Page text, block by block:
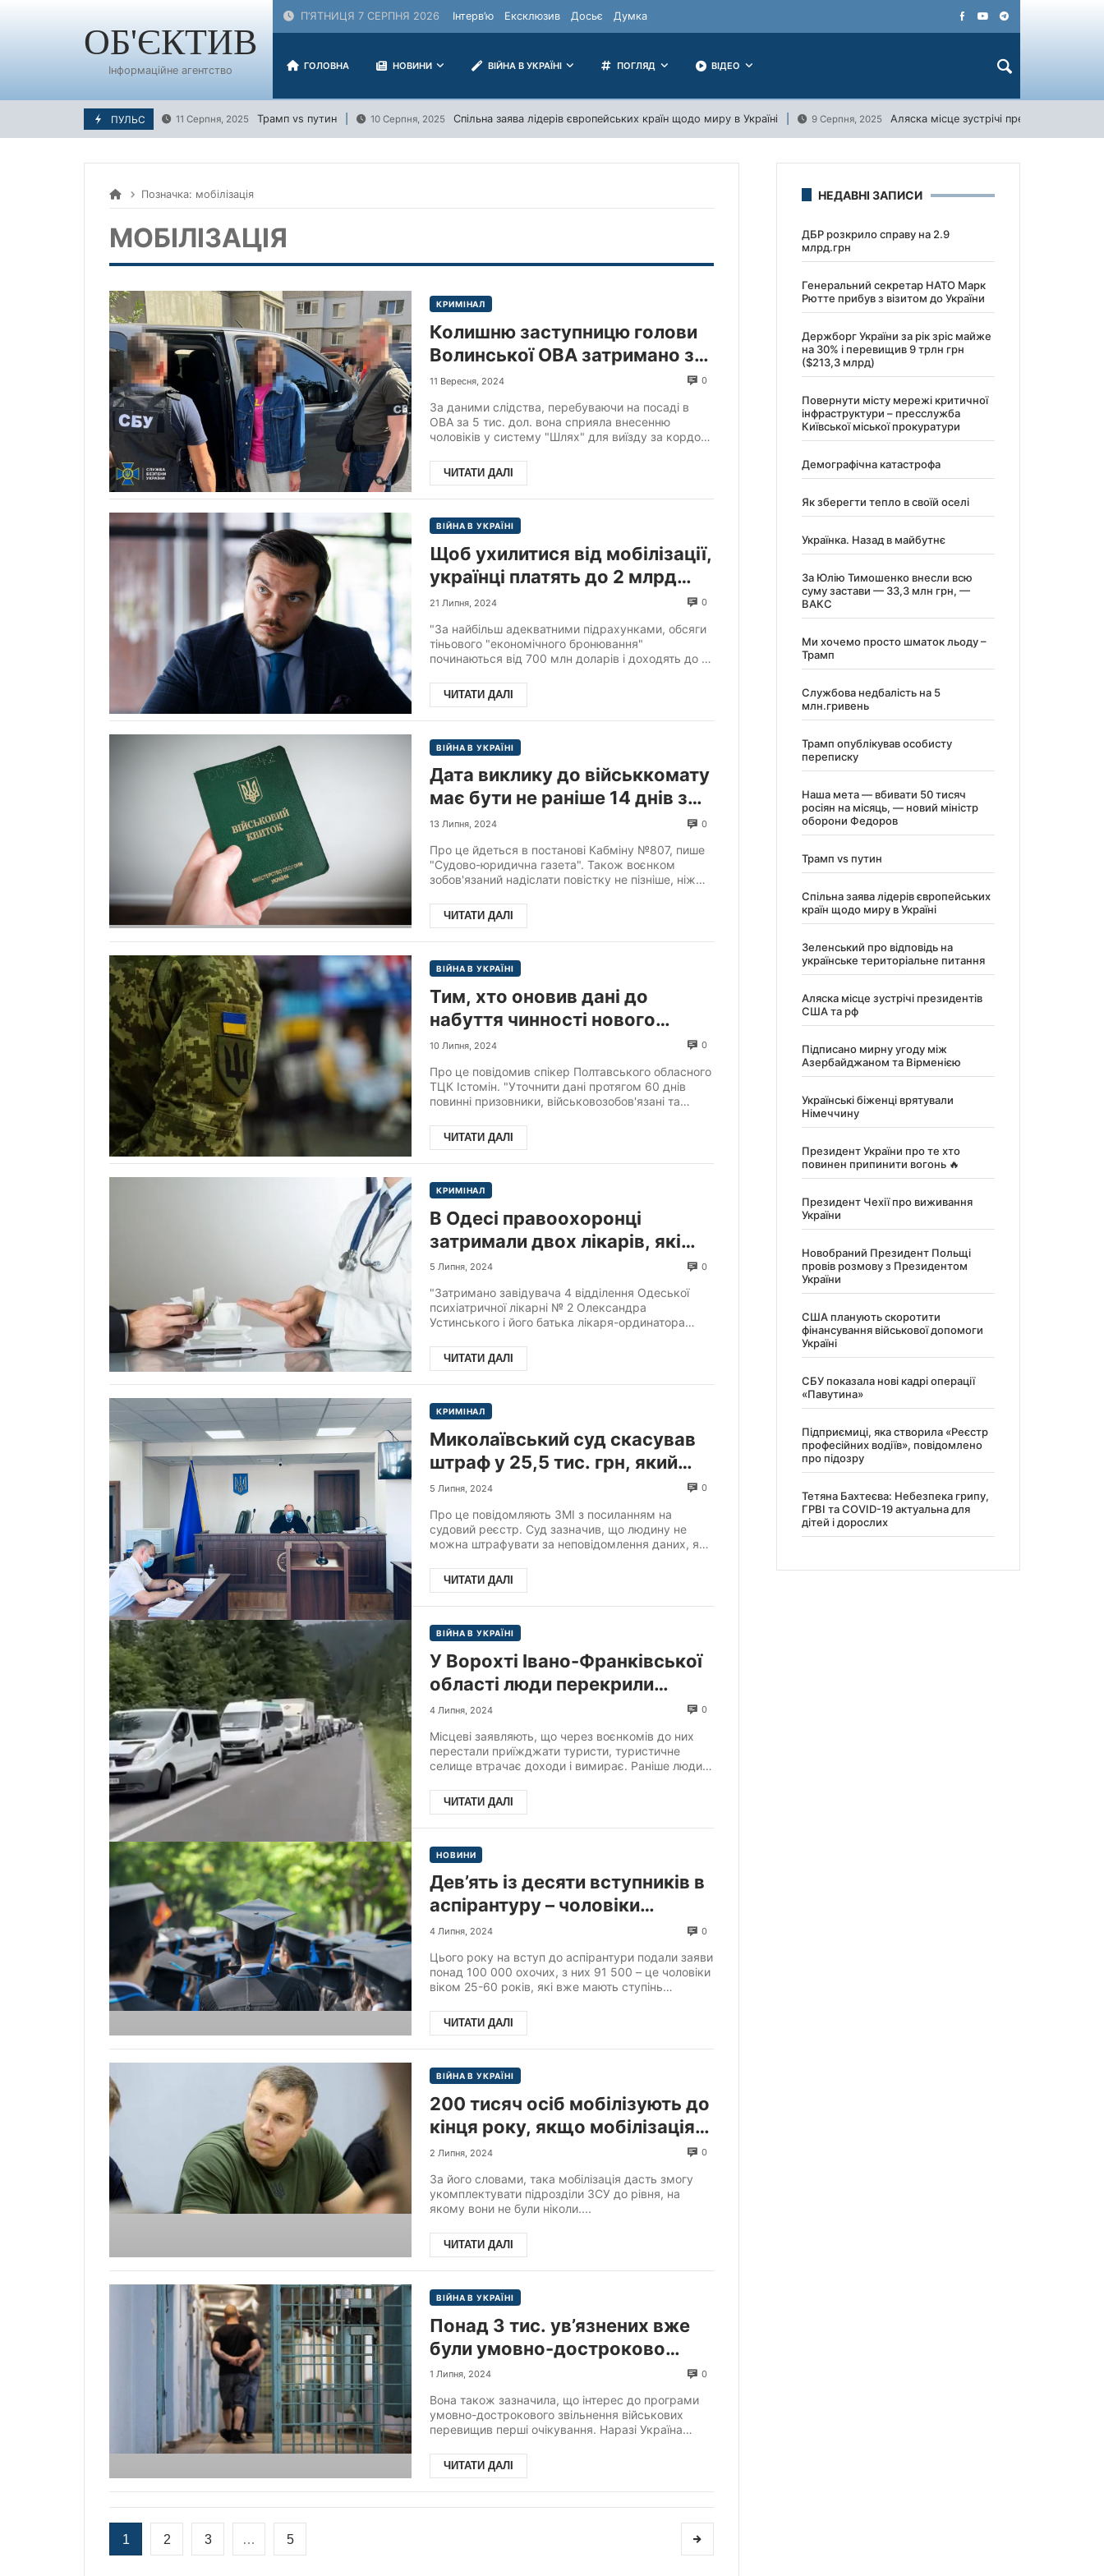
ОБ'ЄКТИВ
Інформаційне агентство
П’ЯТНИЦЯ 7 СЕРПНЯ 2026 Інтерв’ю Ексклюзив Досьє Думка
ГОЛОВНА НОВИНИ ВІЙНА В УКРАЇНІ ПОГЛЯД ВІДЕО
ПУЛЬС 11 Серпня, 2025 Трамп vs путин 10 Серпня, 2025 Спільна заява лідерів європейських країн щодо миру в Україні 9 Серпня, 2025 Аляска місце зустрічі президентів США
Позначка: мобілізація
МОБІЛІЗАЦІЯ
КРИМІНАЛ
Колишню заступницю голови
Волинської ОВА затримано за
підозрою в отриманні хабарів
за ухилення від мобілізації,
повідомляє СБУ.
11 Вересня, 2024 0
За даними слідства, перебуваючи на посаді в
ОВА за 5 тис. дол. вона сприяла внесенню
чоловіків у систему "Шлях" для виїзду за кордон
ЧИТАТИ ДАЛІ
ВІЙНА В УКРАЇНІ
Щоб ухилитися від мобілізації,
українці платять до 2 млрд
доларів хабарів на рік, –
повідомив в ефірі
телемарафону нардеп Дмитро
Наталуха.
21 Липня, 2024 0
"За найбільш адекватними підрахунками, обсяги
тіньового "економічного бронювання"
починаються від 700 млн доларів і доходять до 2
ЧИТАТИ ДАЛІ
ВІЙНА В УКРАЇНІ
Дата виклику до військкомату
має бути не раніше 14 днів з
моменту надсилання повістки
поштою.
13 Липня, 2024 0
Про це йдеться в постанові Кабміну №807, пише
"Судово-юридична газета". Також воєнком
зобов'язаний надіслати повістку не пізніше, ніж
ЧИТАТИ ДАЛІ
ВІЙНА В УКРАЇНІ
Тим, хто оновив дані до
набуття чинності нового
закону про мобілізацію, але не
зробив цього після 18 травня,
загрожує штраф.
10 Липня, 2024 0
Про це повідомив спікер Полтавського обласного
ТЦК Істомін. "Уточнити дані протягом 60 днів
повинні призовники, військовозобов'язані та
ЧИТАТИ ДАЛІ
КРИМІНАЛ
В Одесі правоохоронці
затримали двох лікарів, які
організували схему з
госпіталізації ухильників із
подальшим списанням їх із
військового обліку.
5 Липня, 2024 0
"Затримано завідувача 4 відділення Одеської
психіатричної лікарні № 2 Олександра
Устинського і його батька лікаря-ординатора
ЧИТАТИ ДАЛІ
КРИМІНАЛ
Миколаївський суд скасував
штраф у 25,5 тис. грн, який
ТЦК виписав чоловікові за не
оновлення облікових даних
про дружину, дітей та зміну
місця роботи.
5 Липня, 2024 0
Про це повідомляють ЗМІ з посиланням на
судовий реєстр. Суд зазначив, що людину не
можна штрафувати за неповідомлення даних, які
ЧИТАТИ ДАЛІ
ВІЙНА В УКРАЇНІ
У Ворохті Івано-Франківської
області люди перекрили
дорогу і заблокували роботу
ТЦК, – повідомляють ЗМІ.
4 Липня, 2024 0
Місцеві заявляють, що через воєнкомів до них
перестали приїжджати туристи, туристичне
селище втрачає доходи і вимирає. Раніше люди
ЧИТАТИ ДАЛІ
НОВИНИ
Дев’ять із десяти вступників в
аспірантуру – чоловіки
мобілізаційного віку, —
Міносвіти
4 Липня, 2024 0
Цього року на вступ до аспірантури подали заяви
понад 100 000 охочих, з них 91 500 – це чоловіки
віком 25-60 років, які вже мають ступінь
ЧИТАТИ ДАЛІ
ВІЙНА В УКРАЇНІ
200 тисяч осіб мобілізують до
кінця року, якщо мобілізація
триватиме в нинішніх темпах,
– заявив секретар оборонного
комітету Ради Роман
Костенко.
2 Липня, 2024 0
За його словами, така мобілізація дасть змогу
укомплектувати підрозділи ЗСУ до рівня, на
якому вони не були ніколи....
ЧИТАТИ ДАЛІ
ВІЙНА В УКРАЇНІ
Понад 3 тис. ув’язнених вже
були умовно-достроково
звільнені та направлені до
військових частин, —
заступник міністра юстиції
України Олена Висоцька для
АР
1 Липня, 2024 0
Вона також зазначила, що інтерес до програми
умовно-дострокового звільнення військових
перевищив перші очікування. Наразі Україна
ЧИТАТИ ДАЛІ
1 2 3 … 5
НЕДАВНІ ЗАПИСИ
ДБР розкрило справу на 2.9
млрд.грн
Генеральний секретар НАТО Марк
Рютте прибув з візитом до України
Держборг України за рік зріс майже
на 30% і перевищив 9 трлн грн
($213,3 млрд)
Повернути місту мережі критичної
інфраструктури – пресслужба
Київської міської прокуратури
Демографічна катастрофа
Як зберегти тепло в своїй оселі
Українка. Назад в майбутнє
За Юлію Тимошенко внесли всю
суму застави — 33,3 млн грн, —
ВАКС
Ми хочемо просто шматок льоду –
Трамп
Службова недбалість на 5
млн.гривень
Трамп опублікував особисту
переписку
Наша мета — вбивати 50 тисяч
росіян на місяць, — новий міністр
оборони Федоров
Трамп vs путин
Спільна заява лідерів європейських
країн щодо миру в Україні
Зеленський про відповідь на
українське територіальне питання
Аляска місце зустрічі президентів
США та рф
Підписано мирну угоду між
Азербайджаном та Вірменією
Українські біженці врятували
Німеччину
Президент України про те хто
повинен припинити вогонь 🔥
Президент Чехії про виживання
України
Новобраний Президент Польщі
провів розмову з Президентом
України
США планують скоротити
фінансування військової допомоги
Україні
СБУ показала нові кадрі операції
«Павутина»
Підприємиці, яка створила «Реєстр
професійних водіїв», повідомлено
про підозру
Тетяна Бахтеєва: Небезпека грипу,
ГРВІ та COVID-19 актуальна для
дітей і дорослих